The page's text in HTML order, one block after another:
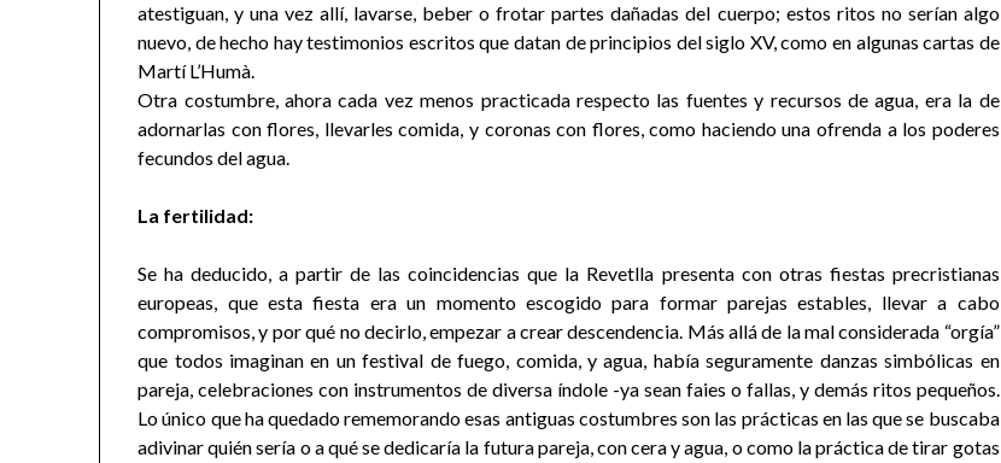
atestiguan, y una vez allí, lavarse, beber o frotar partes dañadas del cuerpo; estos ritos no serían algo
nuevo, de hecho hay testimonios escritos que datan de principios del siglo XV, como en algunas cartas de
Martí L’Humà.
Otra costumbre, ahora cada vez menos practicada respecto las fuentes y recursos de agua, era la de
adornarlas con flores, llevarles comida, y coronas con flores, como haciendo una ofrenda a los poderes
fecundos del agua.
La fertilidad:
Se ha deducido, a partir de las coincidencias que la Revetlla presenta con otras fiestas precristianas
europeas, que esta fiesta era un momento escogido para formar parejas estables, llevar a cabo
compromisos, y por qué no decirlo, empezar a crear descendencia. Más allá de la mal considerada “orgía”
que todos imaginan en un festival de fuego, comida, y agua, había seguramente danzas simbólicas en
pareja, celebraciones con instrumentos de diversa índole -ya sean faies o fallas, y demás ritos pequeños.
Lo único que ha quedado rememorando esas antiguas costumbres son las prácticas en las que se buscaba
adivinar quién sería o a qué se dedicaría la futura pareja, con cera y agua, o como la práctica de tirar gotas